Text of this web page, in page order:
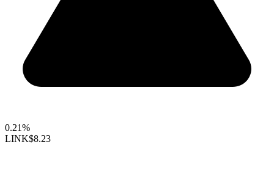
0.21%
LINK$8.23